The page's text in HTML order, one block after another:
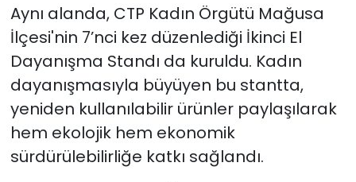
Aynı alanda, CTP Kadın Örgütü Mağusa
İlçesi'nin 7’nci kez düzenlediği İkinci El
Dayanışma Standı da kuruldu. Kadın
dayanışmasıyla büyüyen bu stantta,
yeniden kullanılabilir ürünler paylaşılarak
hem ekolojik hem ekonomik
sürdürülebilirliğe katkı sağlandı.